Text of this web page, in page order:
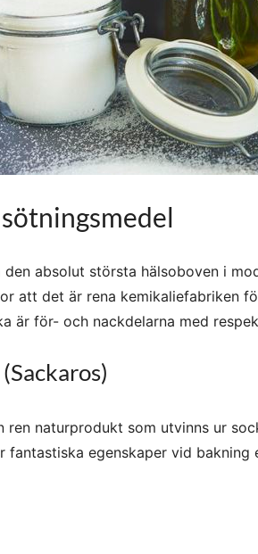
den absolut största hälsoboven i
att det är rena kemikaliefabriken
är för- och nackdelarna med
ren naturprodukt som utvinns ur
fantastiska egenskaper vid